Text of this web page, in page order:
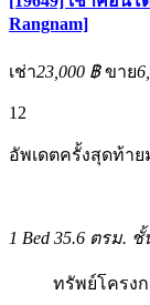
Rangnam]
เช่า23,000 ฿ ขาย
12
อัพเดตครั้งสุดท้าย
1 Bed 35.6 ตรม. ชั้
ทรัพย์โครง